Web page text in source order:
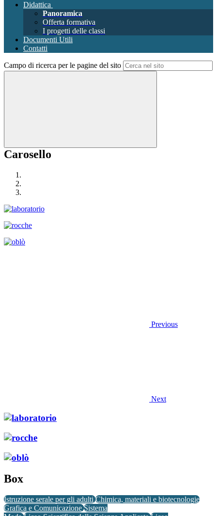
Didattica
Panoramica
Offerta formativa
I progetti delle classi
Documenti Utili
Contatti
Campo di ricerca per le pagine del sito
Carosello
Previous
Next
Box
Istruzione serale per gli adultiChimica, materiali e biotecnologie
Grafica e ComunicazioneSistema